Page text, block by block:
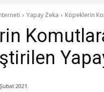
Yapay Zeka Köpeklerin
2021